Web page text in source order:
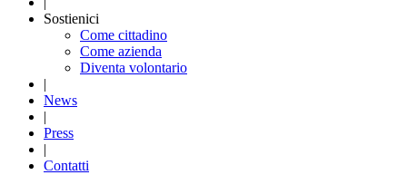
Sostienici
Come cittadino
Come azienda
Diventa volontario
|
News
|
Press
|
Contatti